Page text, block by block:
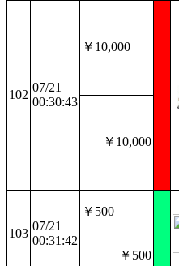
102
07/21
00:30:43
￥10,000
￥10,000
103
07/21
00:31:42
￥500
￥500